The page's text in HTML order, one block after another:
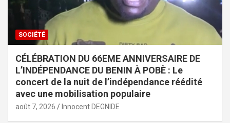
SOCIÉTÉ
CÉLÉBRATION DU 66EME ANNIVERSAIRE DE
L’INDÉPENDANCE DU BENIN À POBÈ : Le
concert de la nuit de l’indépendance réédité
avec une mobilisation populaire
août 7, 2026 Innocent DEGNIDE